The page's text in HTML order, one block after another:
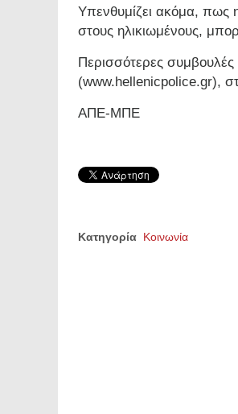
Υπενθυμίζει ακόμα, πως
στους ηλικιωμένους,
Περισσότερες συμβουλές
(www.hellenicpolice.gr),
ΑΠΕ-ΜΠΕ
Κατηγορία Κοινωνία